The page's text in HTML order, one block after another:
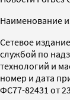
Наименование
Cетевое
службой по
технологий и
номер и дата
ФС77-82431 от